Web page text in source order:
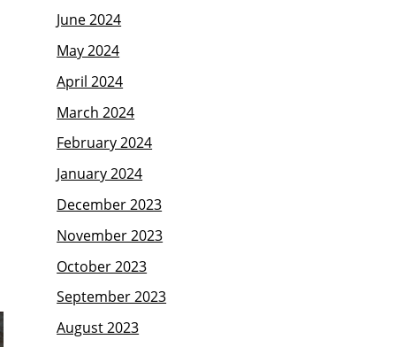
June 2024
May 2024
April 2024
March 2024
February 2024
January 2024
December 2023
November 2023
October 2023
September 2023
August 2023